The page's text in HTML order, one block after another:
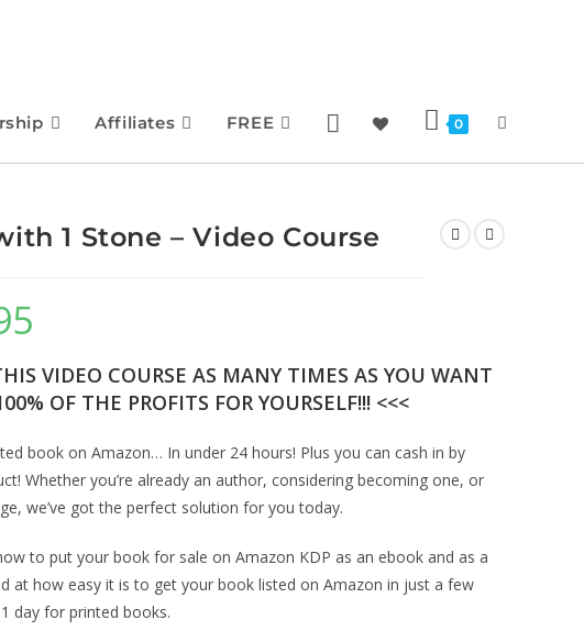
Affiliates FREE 0
1 Stone – Video Course
VIDEO COURSE AS MANY TIMES AS YOU WANT
OF THE PROFITS FOR YOURSELF!!! <<<
book on Amazon… In under 24 hours! Plus you can cash in by
Whether you’re already an author, considering becoming one, or
we’ve got the perfect solution for you today.
to put your book for sale on Amazon KDP as an ebook and as a
at how easy it is to get your book listed on Amazon in just a few
day for printed books.